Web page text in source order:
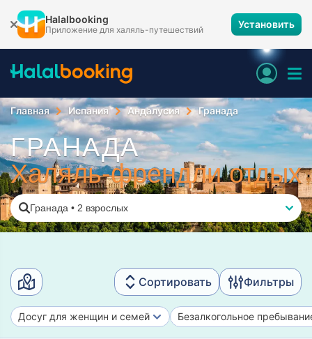
Halalbooking
Приложение для халяль-путешествий Установить
Главная Испания Андалусия Гранада
ГРАНАДА
Халяль-френдли отдых
Гранада • 2 взрослых
Сортировать Фильтры
Досуг для женщин и семей Безалкогольное